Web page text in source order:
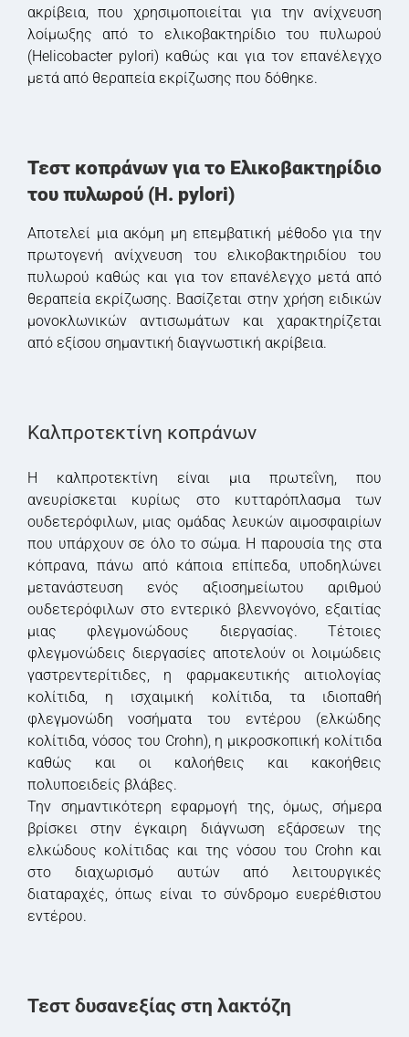
ακρίβεια, που χρησιμοποιείται για την ανίχνευση
λοίμωξης από το ελικοβακτηρίδιο του πυλωρού
(Helicobacter pylori) καθώς και για τον επανέλεγχο
μετά από θεραπεία εκρίζωσης που δόθηκε.
Τεστ κοπράνων για το Ελικοβακτηρίδιο
του πυλωρού (Η. pylori)
Αποτελεί μια ακόμη μη επεμβατική μέθοδο για την
πρωτογενή ανίχνευση του ελικοβακτηριδίου του
πυλωρού καθώς και για τον επανέλεγχο μετά από
θεραπεία εκρίζωσης. Βασίζεται στην χρήση ειδικών
μονοκλωνικών αντισωμάτων και χαρακτηρίζεται
από εξίσου σημαντική διαγνωστική ακρίβεια.
Καλπροτεκτίνη κοπράνων
Η καλπροτεκτίνη είναι μια πρωτεΐνη, που
ανευρίσκεται κυρίως στο κυτταρόπλασμα των
ουδετερόφιλων, μιας ομάδας λευκών αιμοσφαιρίων
που υπάρχουν σε όλο το σώμα. Η παρουσία της στα
κόπρανα, πάνω από κάποια επίπεδα, υποδηλώνει
μετανάστευση ενός αξιοσημείωτου αριθμού
ουδετερόφιλων στο εντερικό βλεννογόνο, εξαιτίας
μιας φλεγμονώδους διεργασίας. Τέτοιες
φλεγμονώδεις διεργασίες αποτελούν οι λοιμώδεις
γαστρεντερίτιδες, η φαρμακευτικής αιτιολογίας
κολίτιδα, η ισχαιμική κολίτιδα, τα ιδιοπαθή
φλεγμονώδη νοσήματα του εντέρου (ελκώδης
κολίτιδα, νόσος του Crohn), η μικροσκοπική κολίτιδα
καθώς και οι καλοήθεις και κακοήθεις
πολυποειδείς βλάβες.
Την σημαντικότερη εφαρμογή της, όμως, σήμερα
βρίσκει στην έγκαιρη διάγνωση εξάρσεων της
ελκώδους κολίτιδας και της νόσου του Crohn και
στο διαχωρισμό αυτών από λειτουργικές
διαταραχές, όπως είναι το σύνδρομο ευερέθιστου
εντέρου.
Τεστ δυσανεξίας στη λακτόζη